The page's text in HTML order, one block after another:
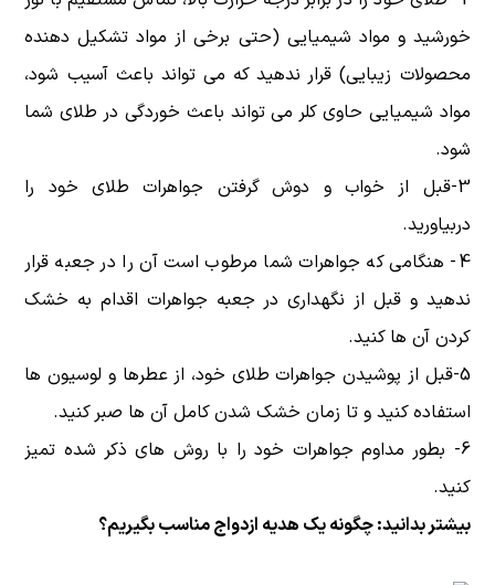
خورشید و مواد شیمیایی (حتی برخی از مواد تشکیل دهنده
محصولات زیبایی) قرار ندهید که می تواند باعث آسیب شود،
مواد شیمیایی حاوی کلر می تواند باعث خوردگی در طلای شما
شود.
3-قبل از خواب و دوش گرفتن جواهرات طلای خود را
دربیاورید.
4- هنگامی که جواهرات شما مرطوب است آن را در جعبه قرار
ندهید و قبل از نگهداری در جعبه جواهرات اقدام به خشک
کردن آن ها کنید.
5-قبل از پوشیدن جواهرات طلای خود، از عطرها و لوسیون ها
استفاده کنید و تا زمان خشک شدن کامل آن ها صبر کنید.
6- بطور مداوم جواهرات خود را با روش های ذکر شده تمیز
کنید.
بیشتر بدانید:چگونه یک هدیه ازدواج مناسب بگیریم؟